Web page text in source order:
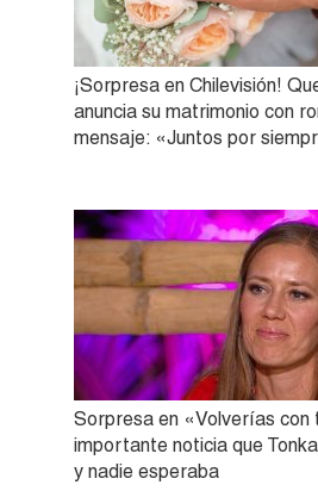
¡Sorpresa en Chilevisión!
anuncia su matrimonio con
mensaje: «Juntos por
Sorpresa en «Volverías con
importante noticia que
y nadie esperaba